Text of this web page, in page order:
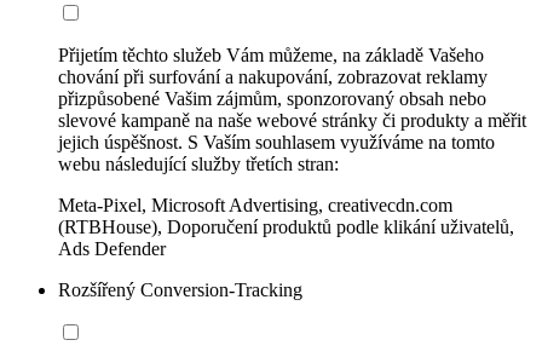
Přijetím těchto služeb Vám můžeme, na základě Vašeho
chování při surfování a nakupování, zobrazovat reklamy
přizpůsobené Vašim zájmům, sponzorovaný obsah nebo
slevové kampaně na naše webové stránky či produkty a měřit
jejich úspěšnost. S Vaším souhlasem využíváme na tomto
webu následující služby třetích stran:
Meta-Pixel, Microsoft Advertising, creativecdn.com
(RTBHouse), Doporučení produktů podle klikání uživatelů,
Ads Defender
Rozšířený Conversion-Tracking